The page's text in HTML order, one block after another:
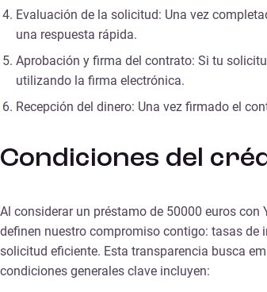
Evaluación de la solicitud: Una vez
una respuesta rápida.
Aprobación y firma del contrato: Si tu
utilizando la firma electrónica.
Recepción del dinero: Una vez firmado el
Condiciones del
Al considerar un préstamo de 50000 euros
definen nuestro compromiso contigo: tasas de
solicitud eficiente. Esta transparencia busca
condiciones generales clave incluyen: